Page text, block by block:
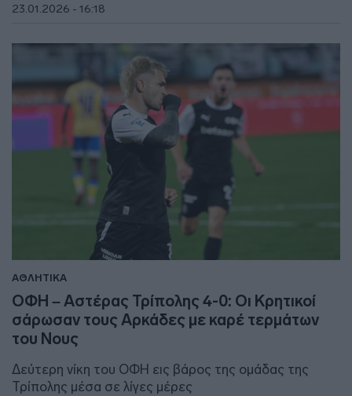
23.01.2026 - 16:18
ΑΘΛΗΤΙΚΑ
ΟΦΗ – Αστέρας Τρίπολης 4-0: Οι Κρητικοί
σάρωσαν τους Αρκάδες με καρέ τερμάτων
του Νους
Δεύτερη νίκη του ΟΦΗ εις βάρος της ομάδας της
Τρίπολης μέσα σε λίγες μέρες